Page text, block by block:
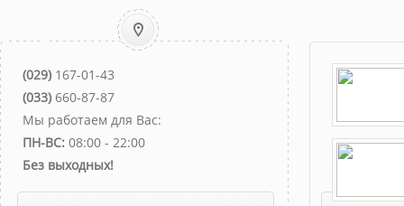
(029) 167-01-43
(033) 660-87-87
Мы работаем для Вас:
ПН-ВС: 08:00 - 22:00
Без выходных!